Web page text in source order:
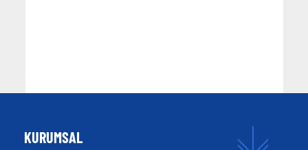
KURUMSAL